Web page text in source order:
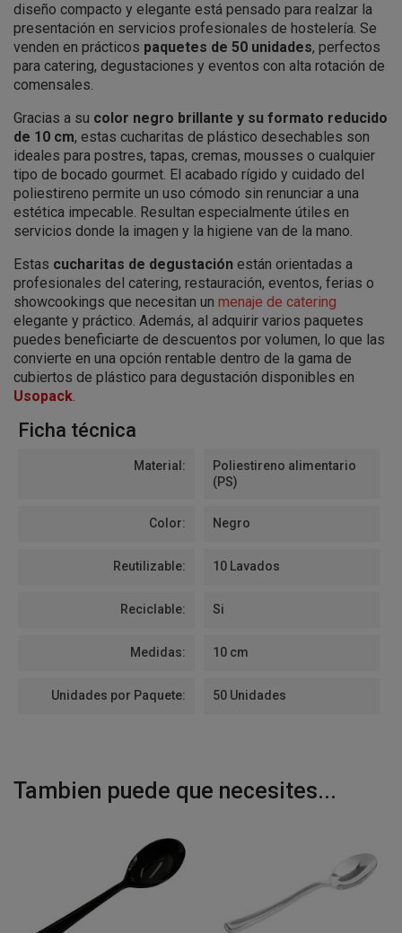
diseño compacto y elegante está pensado para realzar la
presentación en servicios profesionales de hostelería. Se
venden en prácticos paquetes de 50 unidades, perfectos
para catering, degustaciones y eventos con alta rotación de
comensales.
Gracias a su color negro brillante y su formato reducido
de 10 cm, estas cucharitas de plástico desechables son
ideales para postres, tapas, cremas, mousses o cualquier
tipo de bocado gourmet. El acabado rígido y cuidado del
poliestireno permite un uso cómodo sin renunciar a una
estética impecable. Resultan especialmente útiles en
servicios donde la imagen y la higiene van de la mano.
Estas cucharitas de degustación están orientadas a
profesionales del catering, restauración, eventos, ferias o
showcookings que necesitan un menaje de catering
elegante y práctico. Además, al adquirir varios paquetes
puedes beneficiarte de descuentos por volumen, lo que las
convierte en una opción rentable dentro de la gama de
cubiertos de plástico para degustación disponibles en
Usopack.
Ficha técnica
Material:
Poliestireno alimentario
(PS)
Color: Negro
Reutilizable: 10 Lavados
Reciclable: Si
Medidas: 10 cm
Unidades por Paquete: 50 Unidades
Tambien puede que necesites...